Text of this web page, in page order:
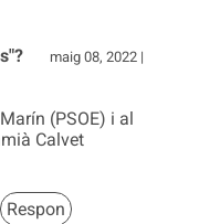
maig 08, 2022 |
(PSOE) i al
Calvet
Respon